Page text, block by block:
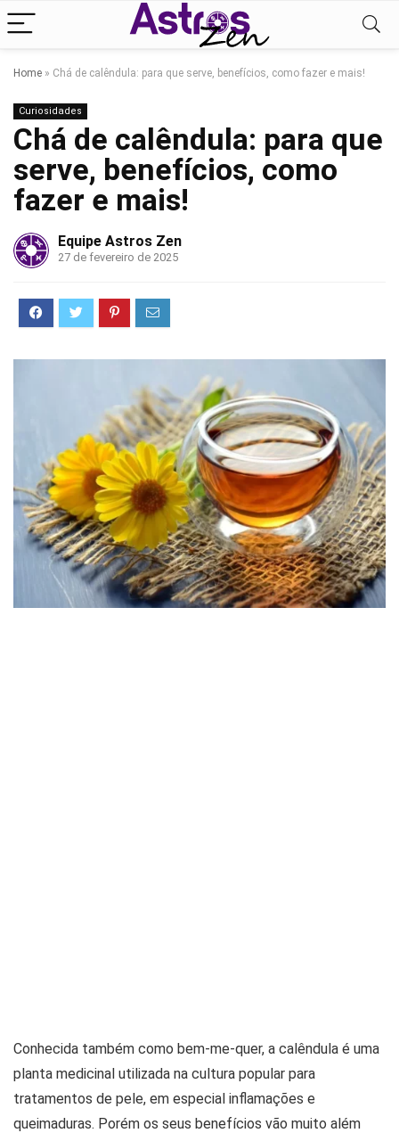
Home » Chá de calêndula: para que serve, benefícios, como fazer e mais!
Curiosidades
Chá de calêndula: para que
serve, benefícios, como
fazer e mais!
Equipe Astros Zen
27 de fevereiro de 2025
Conhecida também como bem-me-quer, a calêndula é uma
planta medicinal utilizada na cultura popular para
tratamentos de pele, em especial inflamações e
queimaduras. Porém os seus benefícios vão muito além